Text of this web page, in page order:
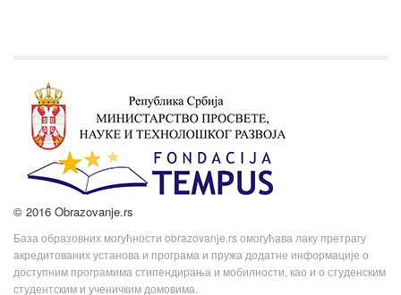
© 2016 Obrazovanje.rs
База образовних могућности obrazovanje.rs омогућава лаку претрагу
акредитованих установа и програма и пружа додатне информације о
доступним програмима стипендирања и мобилности, као и о студенским
студентским и ученичким домовима.